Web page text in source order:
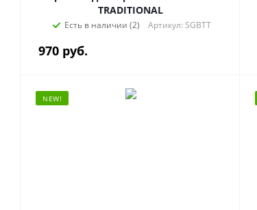
TRADITIONAL
Есть в наличии (2) Артикул: SGBTT
970 руб.
NEW!